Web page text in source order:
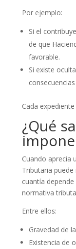
Por ejemplo:
Si el
de que
favorable.
Si existe
Cada
¿Qué
Cuando aprecia
Tributaria
cuantía
normativa
Entre ellos:
Gravedad de
Existencia de